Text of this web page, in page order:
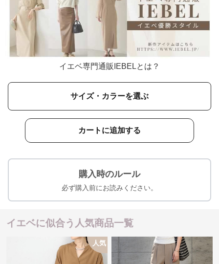
イエベ専門通販IEBELとは？
サイズ・カラーを選ぶ
カートに追加する
購入時のルール
必ず購入前にお読みください。
イエベに似合う人気商品一覧
人気